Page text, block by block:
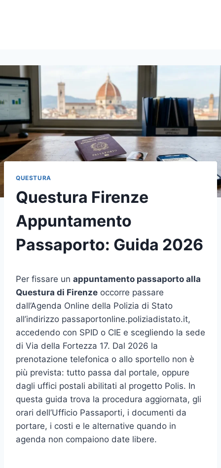
QUESTURA
Questura Firenze
Appuntamento
Passaporto: Guida 2026
Per fissare un appuntamento passaporto alla
Questura di Firenze occorre passare
dall’Agenda Online della Polizia di Stato
all’indirizzo passaportonline.poliziadistato.it,
accedendo con SPID o CIE e scegliendo la sede
di Via della Fortezza 17. Dal 2026 la
prenotazione telefonica o allo sportello non è
più prevista: tutto passa dal portale, oppure
dagli uffici postali abilitati al progetto Polis. In
questa guida trova la procedura aggiornata, gli
orari dell’Ufficio Passaporti, i documenti da
portare, i costi e le alternative quando in
agenda non compaiono date libere.